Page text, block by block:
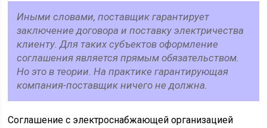
Иными словами, поставщик гарантирует
заключение договора и поставку электричества
клиенту. Для таких субъектов оформление
соглашения является прямым обязательством.
Но это в теории. На практике гарантирующая
компания-поставщик ничего не должна.
Соглашение с электроснабжающей организацией